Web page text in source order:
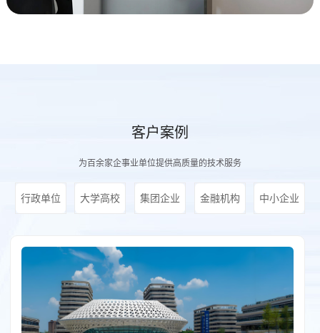
客户案例
为百余家企事业单位提供高质量的技术服务
行政单位 大学高校 集团企业 金融机构 中小企业